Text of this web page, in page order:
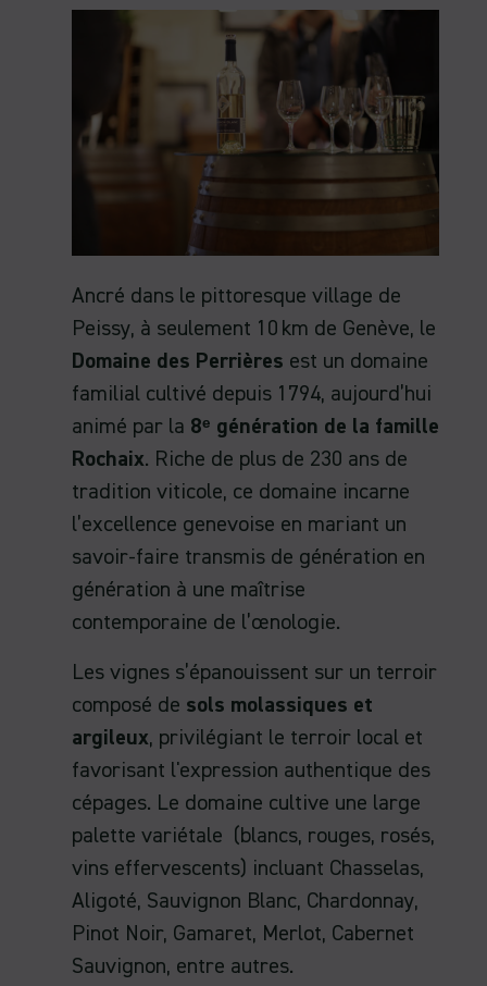
Ancré dans le pittoresque village de
Peissy, à seulement 10 km de Genève, le
Domaine des Perrières est un domaine
familial cultivé depuis 1794, aujourd’hui
animé par la 8ᵉ génération de la famille
Rochaix. Riche de plus de 230 ans de
tradition viticole, ce domaine incarne
l’excellence genevoise en mariant un
savoir-faire transmis de génération en
génération à une maîtrise
contemporaine de l’œnologie.
Les vignes s’épanouissent sur un terroir
composé de sols molassiques et
argileux, privilégiant le terroir local et
favorisant l'expression authentique des
cépages. Le domaine cultive une large
palette variétale (blancs, rouges, rosés,
vins effervescents) incluant Chasselas,
Aligoté, Sauvignon Blanc, Chardonnay,
Pinot Noir, Gamaret, Merlot, Cabernet
Sauvignon, entre autres.